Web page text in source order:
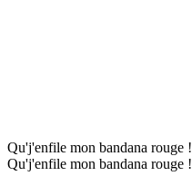
Qu'j'enfile mon bandana rouge !
Qu'j'enfile mon bandana rouge !